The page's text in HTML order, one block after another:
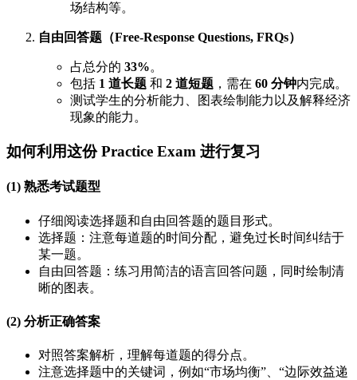
场结构等。
自由回答题（Free-Response Questions, FRQs）
占总分的 33%。
包括 1 道长题 和 2 道短题 ，需在 60 分钟内完成。
测试学生的分析能力、图表绘制能力以及解释经济
现象的能力。
如何利用这份 Practice Exam 进行复习
(1) 熟悉考试题型
仔细阅读选择题和自由回答题的题目形式。
选择题：注意每道题的时间分配，避免过长时间纠结于
某一题。
自由回答题：练习用简洁的语言回答问题，同时绘制清
晰的图表。
(2) 分析正确答案
对照答案解析，理解每道题的得分点。
注意选择题中的关键词，例如“市场均衡”、“边际效益递